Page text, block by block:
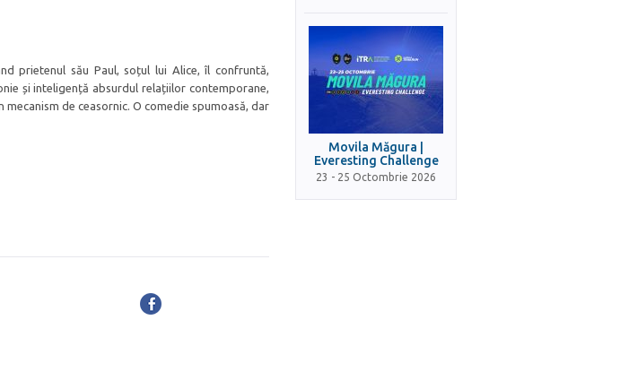
prietenul său Paul, soțul lui Alice, îl confruntă,
și inteligență absurdul relațiilor contemporane,
de ceasornic. O comedie spumoasă, dar
Movila Măgura |
Everesting Challenge
23 - 25 Octombrie 2026